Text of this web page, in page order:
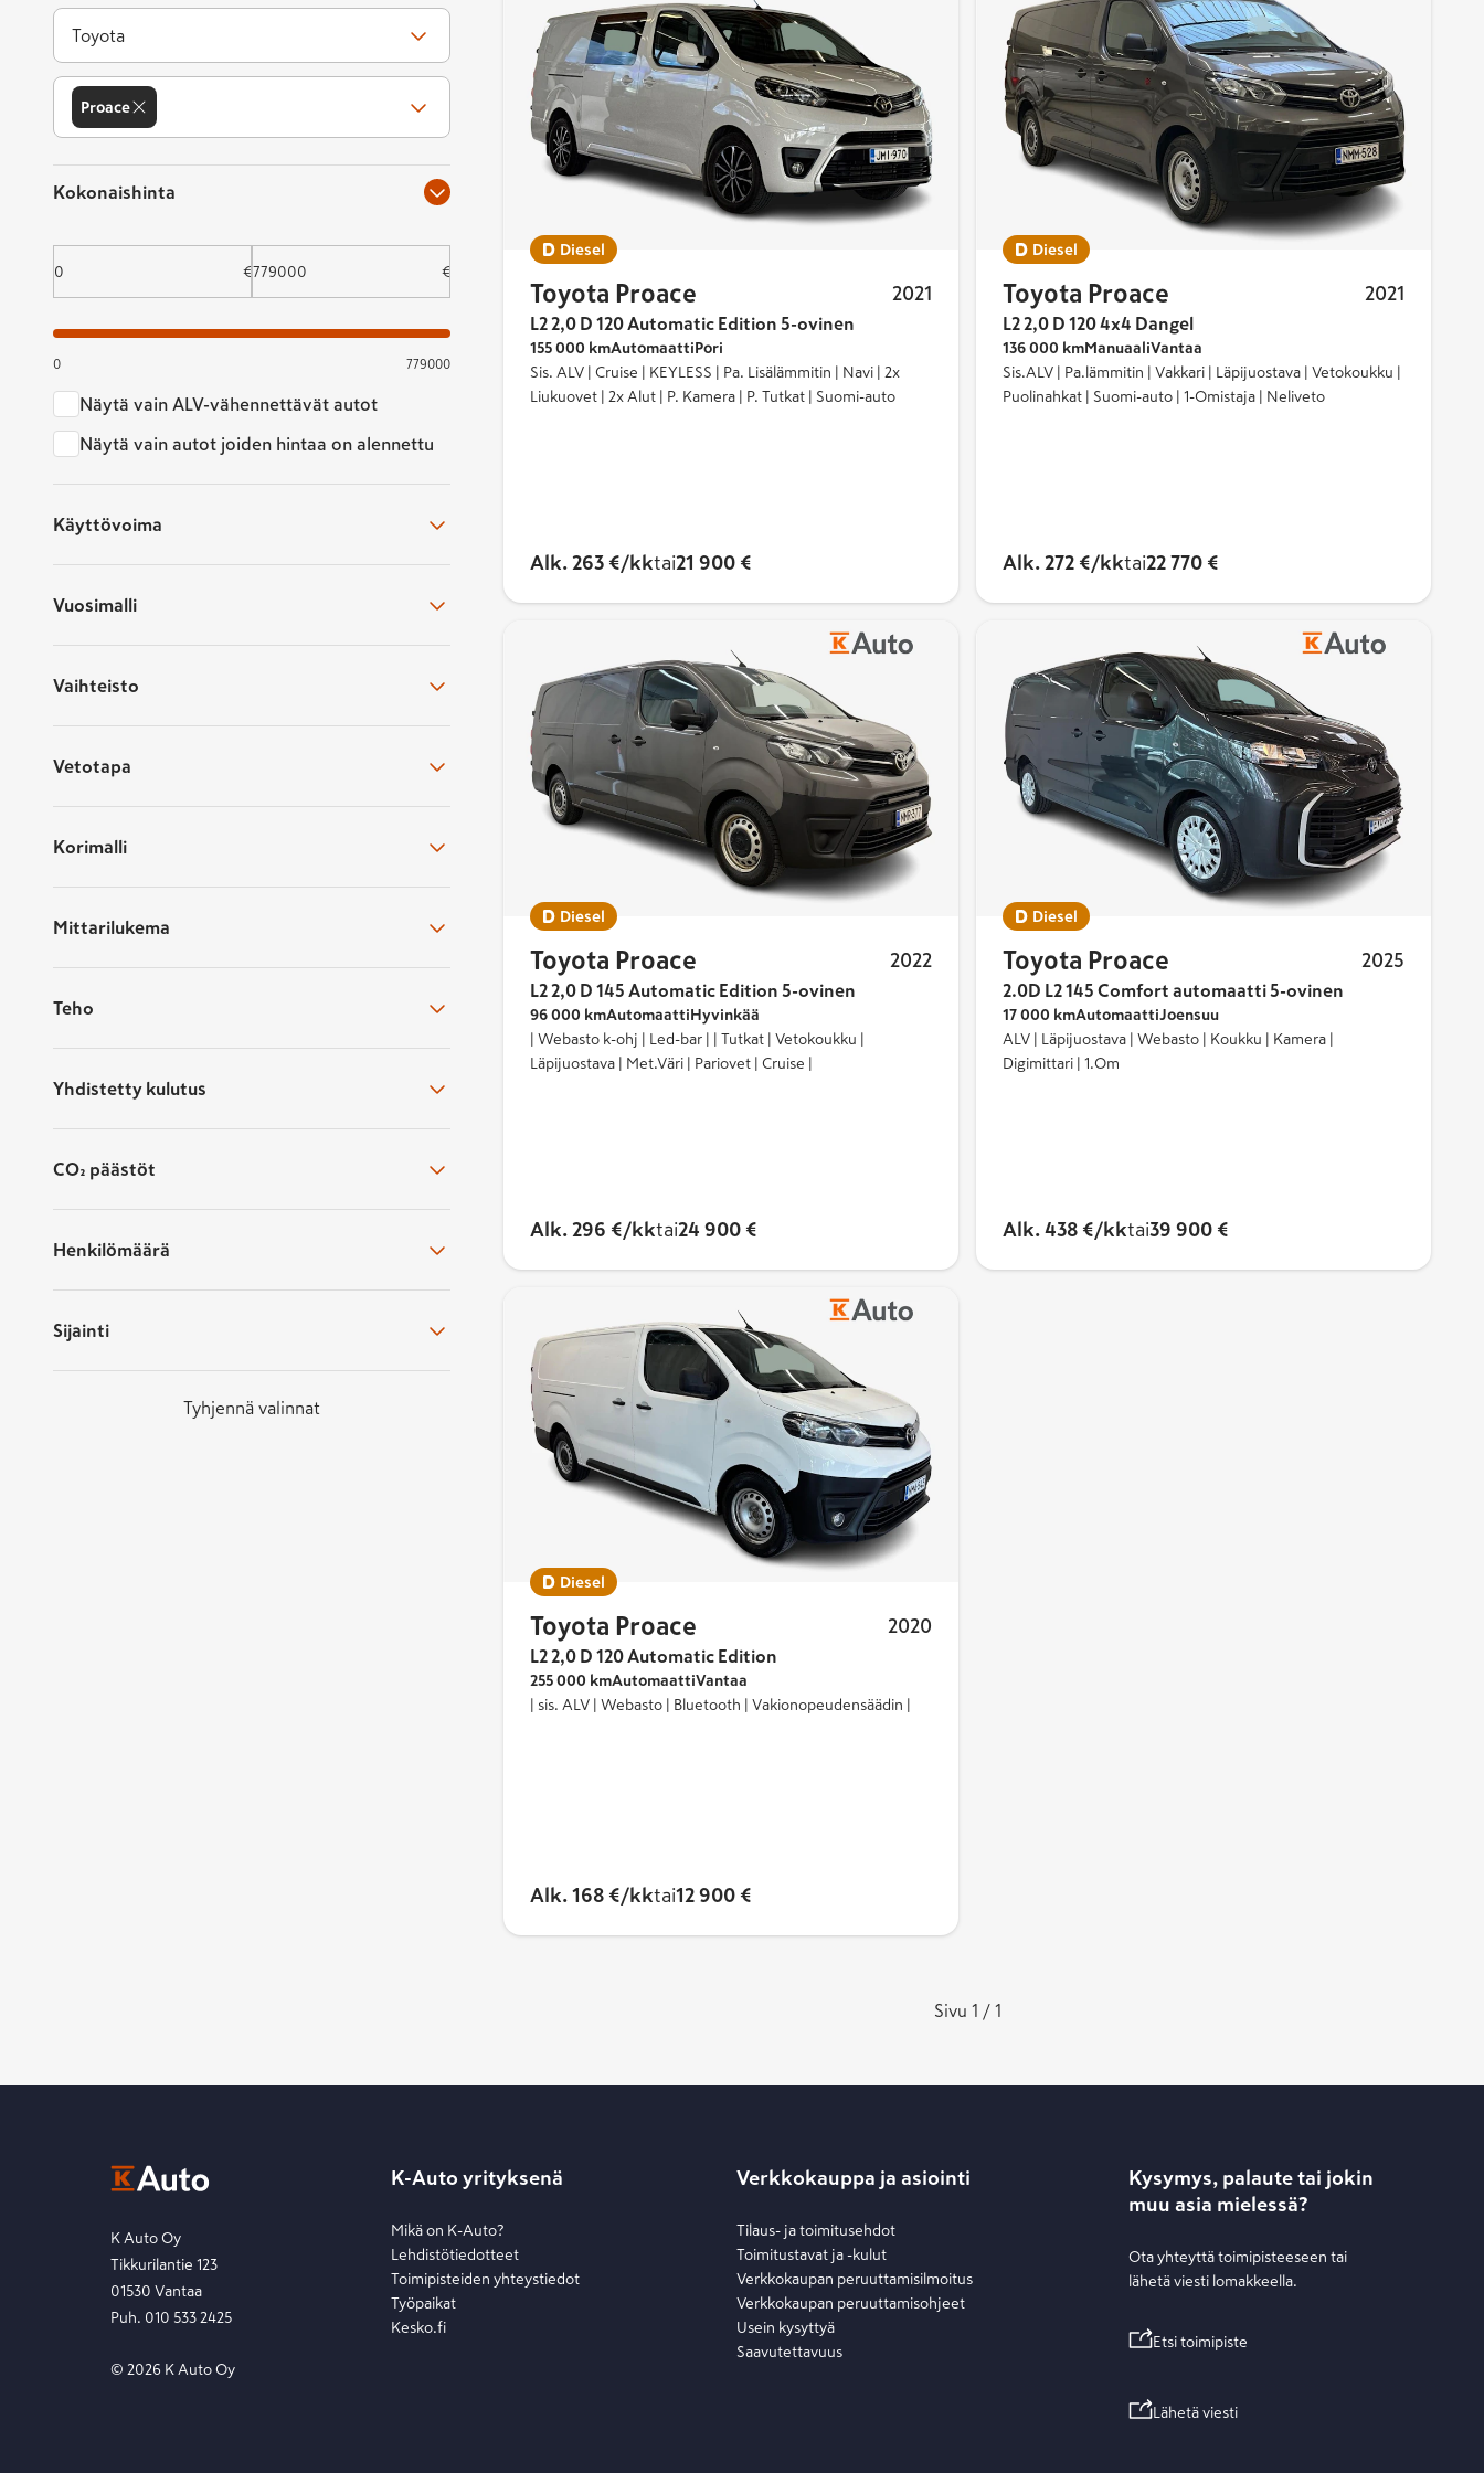
luotettavasti.
Sisätilat
Matkustamo on suunniteltu ergonomisesti, ja tavaratila on helposti muunneltavissa.
Proace tarjoaa hiljaisen ja mukavan ajokokemuksen, joka tekee työpäivistä sujuvampia.
Täyssähköversioissa ajokokemus on erityisen rauhallinen.
Selkeä ja jämäkkä muotoilu kertoo, että kyseessä on työjuhta, joka ei turhia koreile.
Toyota Proace näyttää juuri siltä, mitä se on – luotettava ja käytännöllinen pakettiauto.
varustelun ja version mukaan.
: n. 1 920 mm (kaikki korimallit)
Tavaratilan tilavuus: n. 4,6 m³ (Compact), 5,3 m³ (L1) ja 6,1 m³ (L2)
Nelivetoinen Toyota Proace 4x4 on suunniteltu suoriutumaan haastavissa ajo-
olosuhteissa, kuten huonokuntoisilla metsäautoteillä ja auraamattomilla maanteillä. Se
sopii erityisesti ammattilaisille, jotka tarvitsevat tinkimätöntä suorituskykyä ja maasto-
Samankaltaisia kuin Toyota Proace
Toyota Proace jakaa paljon yhteistä tekniikkaa ja rakenteita Peugeot Expertin ja Citroën
Jumpyn kanssa, sillä kaikki kolme perustuvat samaan yhteistyöprojektiin.
Peugeot Expert tarjoaa vastaavan tilavuuden ja käyttövoimavaihtoehdot, kun taas Citroën
Jumpy tuo pöytään samanlaisen korirakenteen ja teknologian.
Kiinnostuitko tietystä Toyota Proace ominaisuudesta?
sisältää paljon suosittuja ominaisuuksia, joita tarjoavat myös monet muut
suositut merkit. Halutessasi tutustu K-Auton koko valikoimaan tietyn ominaisuuden
bensiini
Vetotapa: Etuvetotaineliveto
Jos merkki on jo tiedossa, mutta mietit vielä mallien välillä, kannattaa tutustua myös
valikoimaan kokonaisuudessaan.
vaihtoautojentarjontaan
Toyota
Proace
Kokonaishinta
€ €
0 779000
Näytä vain ALV-vähennettävät autot
Näytä vain autot joiden hintaa on alennettu
Käyttövoima
Vuosimalli
Vaihteisto
Vetotapa
Korimalli
Mittarilukema
Teho
Yhdistetty kulutus
CO₂ päästöt
Henkilömäärä
Sijainti
Tyhjennä valinnat
Diesel
Toyota Proace 2021
L2 2,0 D 120 Automatic Edition 5-ovinen
155 000 kmAutomaattiPori
Sis. ALV | Cruise | KEYLESS | Pa. Lisälämmitin | Navi | 2x
Liukuovet | 2x Alut | P. Kamera | P. Tutkat | Suomi-auto
Alk. 263 €/kktai21 900 €
Diesel
Toyota Proace 2021
L2 2,0 D 120 4x4 Dangel
136 000 kmManuaaliVantaa
Sis.ALV | Pa.lämmitin | Vakkari | Läpijuostava | Vetokoukku |
Puolinahkat | Suomi-auto | 1-Omistaja | Neliveto
Alk. 272 €/kktai22 770 €
Diesel
Toyota Proace 2022
L2 2,0 D 145 Automatic Edition 5-ovinen
96 000 kmAutomaattiHyvinkää
| Webasto k-ohj | Led-bar | | Tutkat | Vetokoukku |
Läpijuostava | Met.Väri | Pariovet | Cruise |
Alk. 296 €/kktai24 900 €
Diesel
Toyota Proace 2025
2.0D L2 145 Comfort automaatti 5-ovinen
17 000 kmAutomaatti Joensuu
ALV | Läpijuostava | Webasto | Koukku | Kamera |
Digimittari | 1.Om
Alk. 438 €/kktai39 900 €
Diesel
Toyota Proace 2020
L2 2,0 D 120 Automatic Edition
255 000 kmAutomaattiVantaa
| sis. ALV | Webasto | Bluetooth | Vakionopeudensäädin |
Alk. 168 €/kktai12 900 €
Sivu 1 / 1
K Auto Oy
Tikkurilantie 123
01530 Vantaa
Puh. 010 533 2425
© 2026 K Auto Oy
K-Auto yrityksenä
Mikä on K-Auto?
Lehdistötiedotteet
Toimipisteiden yhteystiedot
Työpaikat
Kesko.fi
Verkkokauppa ja asiointi
Tilaus- ja toimitusehdot
Toimitustavat ja -kulut
Verkkokaupan peruuttamisilmoitus
Verkkokaupan peruuttamisohjeet
Usein kysyttyä
Saavutettavuus
Kysymys, palaute tai jokin
muu asia mielessä?
Ota yhteyttä toimipisteeseen tai
lähetä viesti lomakkeella.
Etsi toimipiste
Lähetä viesti